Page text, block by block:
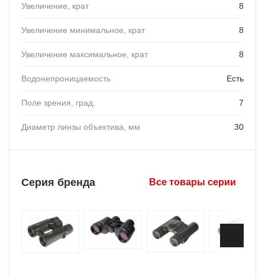
Увеличение, крат 8
Увеличение минимальное, крат 8
Увеличение максимальное, крат 8
Водонепроницаемость Есть
Поле зрения, град. 7
Диаметр линзы объектива, мм 30
Серия бренда Все товары серии